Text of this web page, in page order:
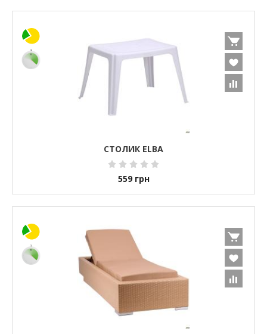
СТОЛИК ELBA
559 грн